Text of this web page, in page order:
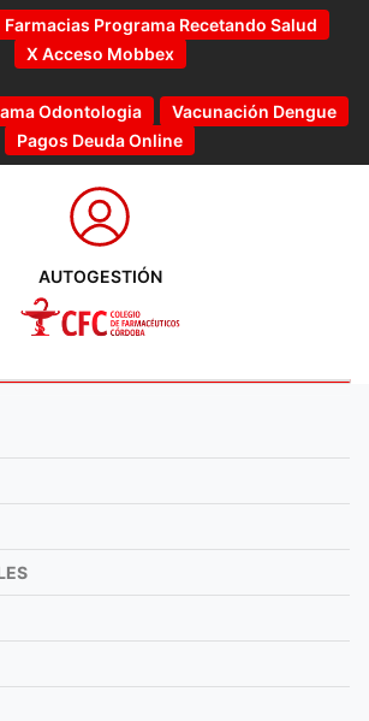
Farmacias Programa Recetando Salud
X Acceso Mobbex
Odontologia
Vacunación Dengue
Pagos Deuda Online
AUTOGESTIÓN